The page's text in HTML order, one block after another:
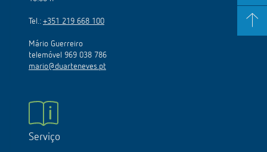
Tel.: +351 219 668 100
Mário Guerreiro
telemóvel 969 038 786
mario@duarteneves.pt
Serviço